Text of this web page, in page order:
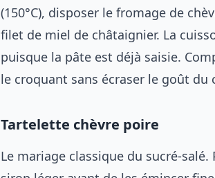
(150°C), disposer le fromage de
filet de miel de châtaignier. La
puisque la pâte est déjà saisie.
le croquant sans écraser le goût du
Tartelette chèvre poire
Le mariage classique du sucré-